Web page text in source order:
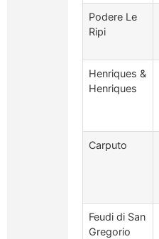
Podere Le
Ripi
Henriques &
Henriques
Carputo
Feudi di San
Gregorio